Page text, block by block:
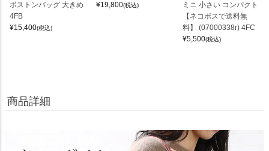
ボストンバッグ 大きめ
4FB
¥15,400(税込)
¥19,800(税込)
ミニ 小さい コンパクト
【ネコポスで送料無
料】 (07000338r) 4FC
¥5,500(税込)
商品詳細